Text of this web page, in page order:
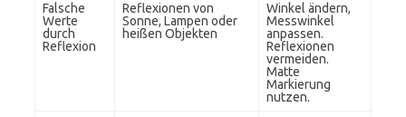
Falsche
Werte
durch
Reflexion
Reflexionen von
Sonne, Lampen oder
heißen Objekten
Winkel ändern,
Messwinkel
anpassen.
Reflexionen
vermeiden.
Matte
Markierung
nutzen.